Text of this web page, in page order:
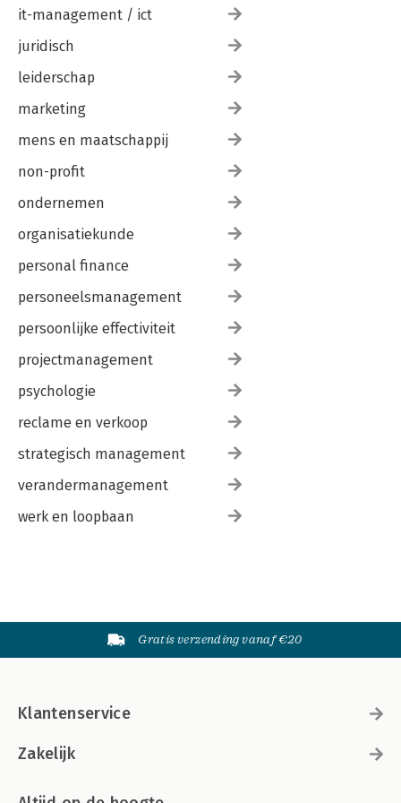
it-management / ict
juridisch
leiderschap
marketing
mens en maatschappij
non-profit
ondernemen
organisatiekunde
personal finance
personeelsmanagement
persoonlijke effectiviteit
projectmanagement
psychologie
reclame en verkoop
strategisch management
verandermanagement
werk en loopbaan
Gratis verzending vanaf €20
Klantenservice
Zakelijk